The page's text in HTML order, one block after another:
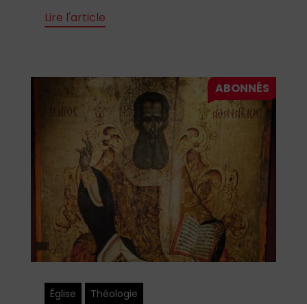
Lire l'article
Église Théologie